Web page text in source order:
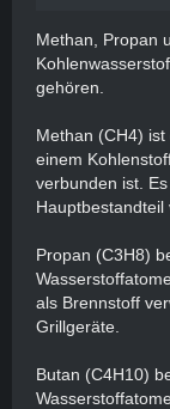
Methan, Propan
gehören.
Methan (CH4)
einem
verbunden ist.
Hauptbestandteil
Propan (C3H8)
als Brennstoff
Grillgeräte.
Butan (C4H10)